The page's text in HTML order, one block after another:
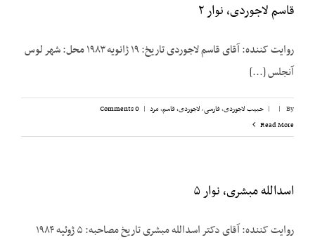
قاسم لاجوردی، نوار ۲
روایت کننده: آقای قاسم لاجوردی تاریخ: ۱۹ ژانویه ۱۹۸۳ محل: شهر لوس
آنجلس [...]
By
|
| حبیب لاجوردی,فارسی,لاجوردی، قاسم,مرد |
0 Comments
Read More
اسدالله مبشری، نوار ۵
روایت کننده: آقای دکتر اسدالله مبشری تاریخ مصاحبه: ۵ ژوئیه ۱۹۸۴